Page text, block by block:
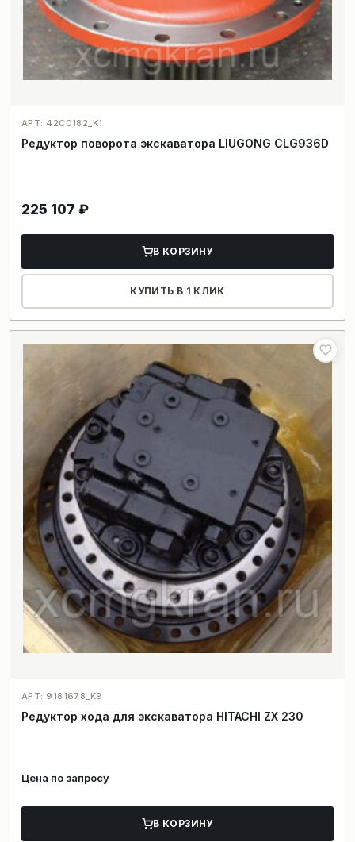
АРТ: 42C0182_K1
Редуктор поворота экскаватора LIUGONG CLG936D
225 107 ₽
В КОРЗИНУ
КУПИТЬ В 1 КЛИК
АРТ: 9181678_K9
Редуктор хода для экскаватора HITACHI ZX 230
Цена по запросу
В КОРЗИНУ